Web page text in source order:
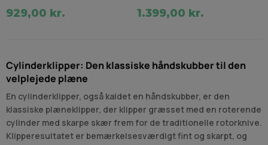
929,00 kr. 1.399,00 kr.
Cylinderklipper: Den klassiske håndskubber til den
velplejede plæne
En cylinderklipper, også kaldet en håndskubber, er den
klassiske plæneklipper, der klipper græsset med en roterende
cylinder med skarpe skær frem for de traditionelle rotorknive.
Klipperesultatet er bemærkelsesværdigt fint og skarpt, og